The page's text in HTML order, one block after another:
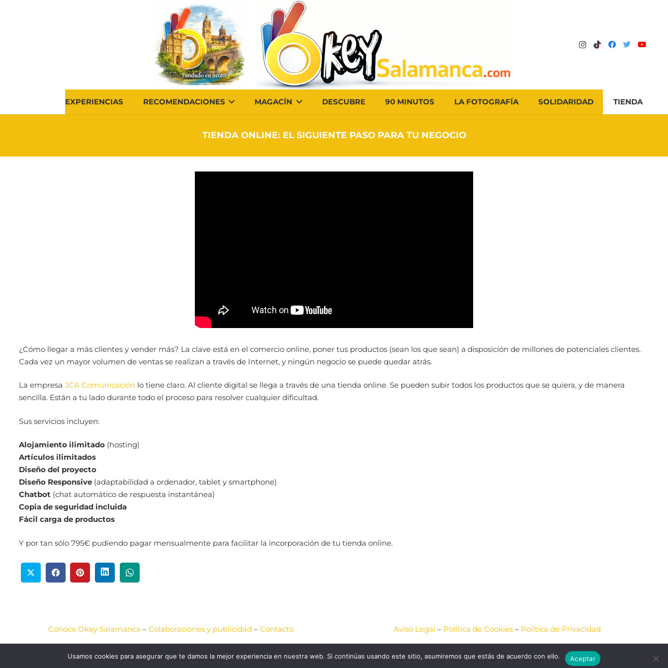
EXPERIENCIAS RECOMENDACIONES MAGACÍN DESCUBRE 90 MINUTOS LA FOTOGRAFÍA SOLIDARIDAD TIENDA
TIENDA ONLINE: EL SIGUIENTE PASO PARA TU NEGOCIO
¿Cómo llegar a más clientes y vender más? La clave está en el comercio online, poner tus productos (sean los que sean) a disposición de millones de potenciales clientes.
Cada vez un mayor volumen de ventas se realizan a través de Internet, y ningún negocio se puede quedar atrás.
La empresa JCA Comunicación lo tiene claro. Al cliente digital se llega a través de una tienda online. Se pueden subir todos los productos que se quiera, y de manera
sencilla. Están a tu lado durante todo el proceso para resolver cualquier dificultad.
Sus servicios incluyen:
Alojamiento ilimitado (hosting)
Artículos ilimitados
Diseño del proyecto
Diseño Responsive (adaptabilidad a ordenador, tablet y smartphone)
Chatbot (chat automático de respuesta instantánea)
Copia de seguridad incluida
Fácil carga de productos
Y por tan sólo 795€ pudiendo pagar mensualmente para facilitar la incorporación de tu tienda online.
Conoce Okey Salamanca – Colaboraciones y publicidad – Contacto Aviso Legal – Política de Cookies – Política de Privacidad
2020-2026 © Okey Salamanca Web diseñada por JCA COMUNICACIÓN
Usamos cookies para asegurar que te damos la mejor experiencia en nuestra web. Si continúas usando este sitio, asumiremos que estás de acuerdo con ello. Aceptar